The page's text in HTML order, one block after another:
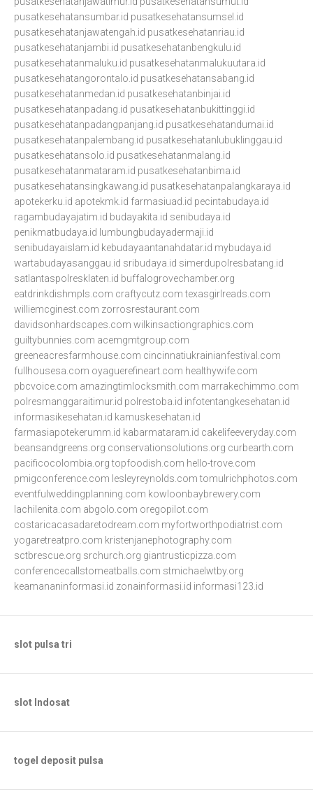
pusatkesehatansumbar.id pusatkesehatansumsel.id
pusatkesehatanjawatengah.id pusatkesehatanriau.id
pusatkesehatanjambi.id pusatkesehatanbengkulu.id
pusatkesehatanmaluku.id pusatkesehatanmalukuutara.id
pusatkesehatangorontalo.id pusatkesehatansabang.id
pusatkesehatanmedan.id pusatkesehatanbinjai.id
pusatkesehatanpadang.id pusatkesehatanbukittinggi.id
pusatkesehatanpadangpanjang.id pusatkesehatandumai.id
pusatkesehatanpalembang.id pusatkesehatanlubuklinggau.id
pusatkesehatansolo.id pusatkesehatanmalang.id
pusatkesehatanmataram.id pusatkesehatanbima.id
pusatkesehatansingkawang.id pusatkesehatanpalangkaraya.id
apotekerku.id apotekmk.id farmasiuad.id pecintabudaya.id
ragambudayajatim.id budayakita.id senibudaya.id
penikmatbudaya.id lumbungbudayadermaji.id
senibudayaislam.id kebudayaantanahdatar.id mybudaya.id
wartabudayasanggau.id sribudaya.id simerdupolresbatang.id
satlantaspolresklaten.id buffalogrovechamber.org
eatdrinkdishmpls.com craftycutz.com texasgirlreads.com
williemcginest.com zorrosrestaurant.com
davidsonhardscapes.com wilkinsactiongraphics.com
guiltybunnies.com acemgmtgroup.com
greeneacresfarmhouse.com cincinnatiukrainianfestival.com
fullhousesa.com oyaguerefineart.com healthywife.com
pbcvoice.com amazingtimlocksmith.com marrakechimmo.com
polresmanggaraitimur.id polrestoba.id infotentangkesehatan.id
informasikesehatan.id kamuskesehatan.id
farmasiapotekerumm.id kabarmataram.id cakelifeeveryday.com
beansandgreens.org conservationsolutions.org curbearth.com
pacificocolombia.org topfoodish.com hello-trove.com
pmigconference.com lesleyreynolds.com tomulrichphotos.com
eventfulweddingplanning.com kowloonbaybrewery.com
lachilenita.com abgolo.com oregopilot.com
costaricacasadaretodream.com myfortworthpodiatrist.com
yogaretreatpro.com kristenjanephotography.com
sctbrescue.org srchurch.org giantrusticpizza.com
conferencecallstomeatballs.com stmichaelwtby.org
keamananinformasi.id zonainformasi.id informasi123.id
slot pulsa tri
slot Indosat
togel deposit pulsa